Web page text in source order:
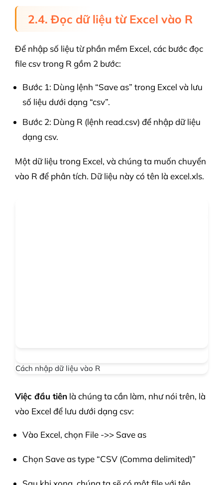
2.4. Đọc dữ liệu từ Excel vào R
Để nhập số liệu từ phần mềm Excel, các bước đọc
file csv trong R gồm 2 bước:
Bước 1: Dùng lệnh “Save as” trong Excel và lưu
số liệu dưới dạng “csv”.
Bước 2: Dùng R (lệnh read.csv) để nhập dữ liệu
dạng csv.
Một dữ liệu trong Excel, và chúng ta muốn chuyển
vào R để phân tích. Dữ liệu này có tên là excel.xls.
Cách nhập dữ liệu vào R
Việc đầu tiên là chúng ta cần làm, như nói trên, là
vào Excel để lưu dưới dạng csv:
Vào Excel, chọn File ->> Save as
Chọn Save as type “CSV (Comma delimited)”